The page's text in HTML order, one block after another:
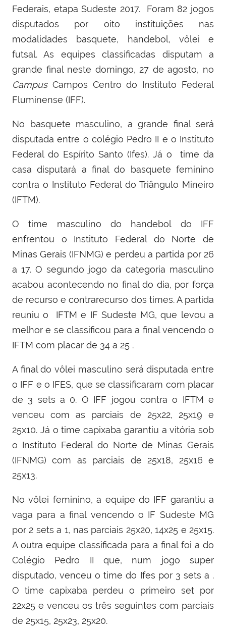
Federais, etapa Sudeste 2017.
Foram 82 jogos
disputados por oito instituições nas
modalidades basquete, handebol, vôlei e
futsal. As equipes classificadas disputam a
grande final neste domingo, 27 de agosto, no
CampusCampos Centro do Instituto Federal
Fluminense (IFF).
No basquete masculino, a grande final será
disputada entre o colégio Pedro II e o Instituto
Federal do Espírito Santo (Ifes). Já o time da
casa disputará a final do basquete feminino
contra o Instituto Federal do Triângulo Mineiro
(IFTM).
Otime masculino do handebol do IFF
enfrentou o Instituto Federal do Norte de
Minas Gerais (IFNMG) e perdeu a partida por 26
a 17. O segundo jogo da categoria masculino
acabou acontecendo no final do dia, por força
de recurso e contrarecurso dos times. A partida
reuniu o IFTM e IF Sudeste MG, que levou a
melhor e se classificou para a final vencendo o
IFTM com placar de 34 a 25 .
A final do vôlei masculino será disputada entre
o IFF e o IFES, que se classificaram com placar
de 3 sets a 0. O IFF jogou contra o IFTM e
venceu com as parciais de 25x22, 25x19 e
25x10. Já o time capixaba garantiu a vitória sob
o Instituto Federal do Norte de Minas Gerais
(IFNMG) com as parciais de 25x18, 25x16 e
25x13.
No vôlei feminino, a equipe do IFF garantiu a
vaga para a final vencendo o IF Sudeste MG
por 2 sets a 1, nas parciais 25x20, 14x25 e 25x15.
A outra equipe classificada para a final foi a do
Colégio Pedro II que, num jogo super
disputado, venceu o time do Ifes por 3 sets a .
O time capixaba perdeu o primeiro set por
22x25 e venceu os três seguintes com parciais
de 25x15, 25x23, 25x20.